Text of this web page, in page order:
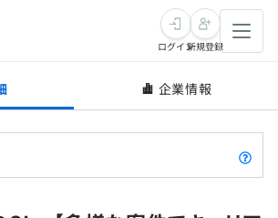
ログイン新規登録
企業情報